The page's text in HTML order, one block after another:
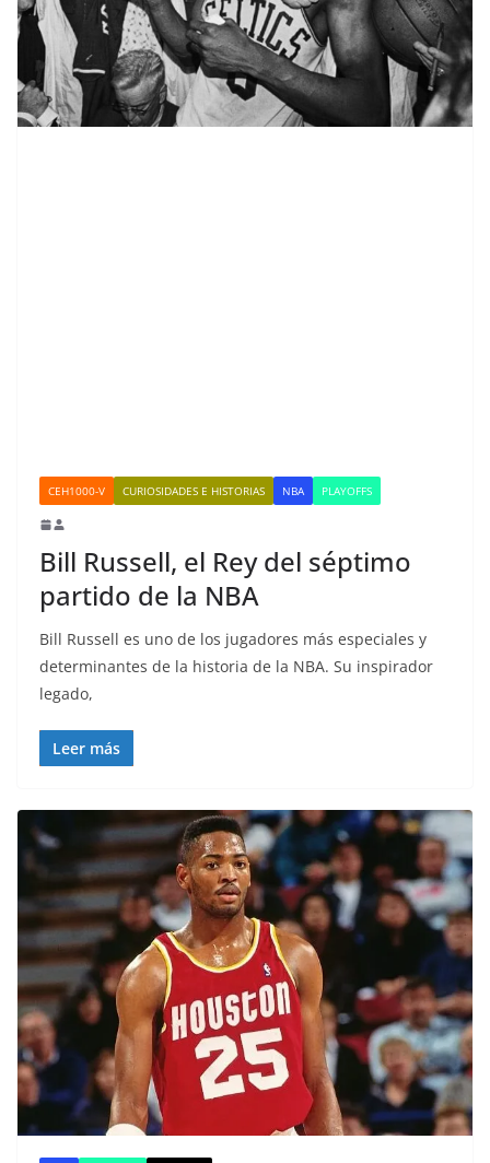
CEH1000-V CURIOSIDADES E HISTORIAS NBA PLAYOFFS
Bill Russell, el Rey del séptimo
partido de la NBA
Bill Russell es uno de los jugadores más especiales y
determinantes de la historia de la NBA. Su inspirador
legado,
Leer más